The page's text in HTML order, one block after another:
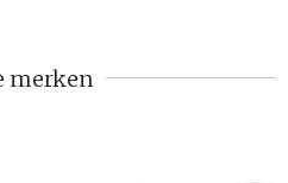
merken